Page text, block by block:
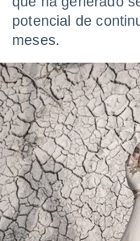
y
forma
basada
permite
seguir
contenido
coste.
botón
ACEPTAR
Y
CONTINUAR
potencial de
meses.